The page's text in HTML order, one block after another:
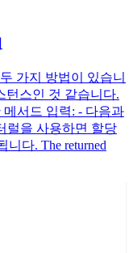
가지 방법이 있습니
턴스인 것 같습니다.
서드 입력: - 다음과
럴을 사용하면 할당
다. The returned